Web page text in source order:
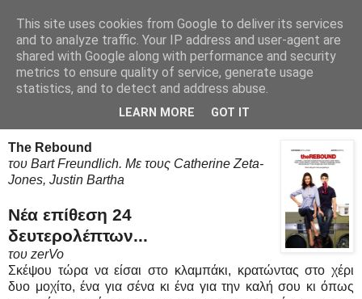
Movies Ltd
1/7/10
The Rebound - Review
The Rebound
του Bart Freundlich. Με τους Catherine Zeta-
Jones, Justin Bartha
Νέα επίθεση 24
δευτερολέπτων...
του zerVo
Σκέψου τώρα να είσαι στο κλαμπάκι, κρατώντας στο χέρι
δυο μοχίτο, ένα για σένα κι ένα για την καλή σου κι όπως
This site uses cookies from Google to deliver its services
and to analyze traffic. Your IP address and user-agent are
shared with Google along with performance and security
metrics to ensure quality of service, generate usage
statistics, and to detect and address abuse.
LEARN MORE GOT IT